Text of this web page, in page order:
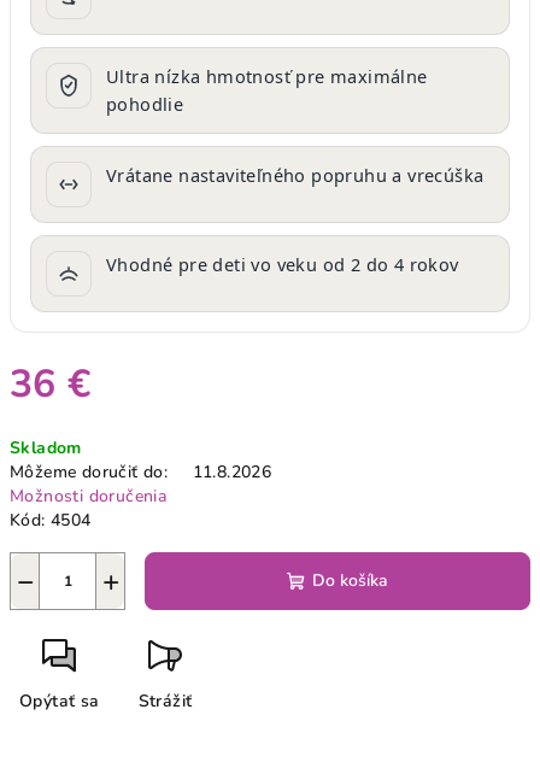
Ultra nízka hmotnosť pre maximálne
pohodlie
Vrátane nastaviteľného popruhu a vrecúška
Vhodné pre deti vo veku od 2 do 4 rokov
36 €
cena:
Skladom
Môžeme doručiť do:
11.8.2026
Možnosti doručenia
Kód: 4504
+
− Do košíka
Opýtať sa Strážiť